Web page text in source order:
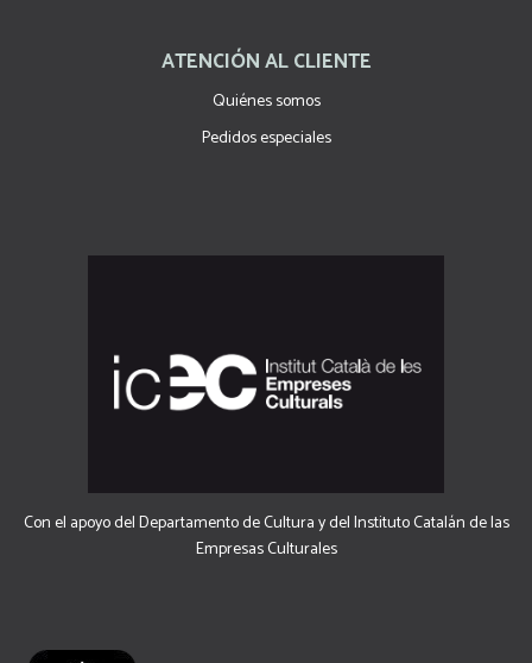
ATENCIÓN AL CLIENTE
Quiénes somos
Pedidos especiales
Con el apoyo del Departamento de Cultura y del Instituto Catalán de las
Empresas Culturales